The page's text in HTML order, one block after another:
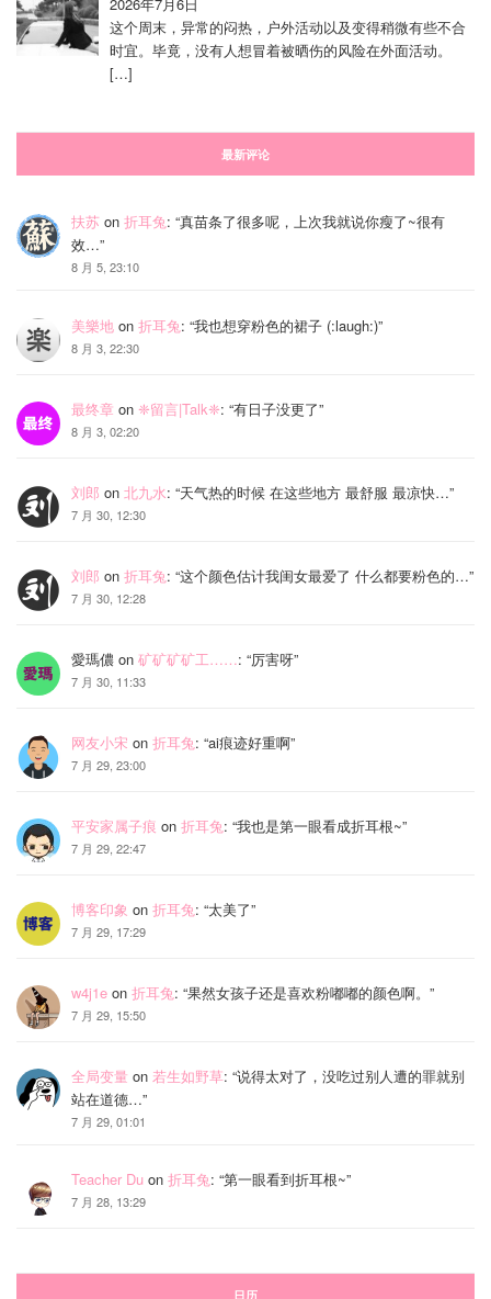
2026年7月6日
这个周末，异常的闷热，户外活动以及变得稍微有些不合
时宜。毕竟，没有人想冒着被晒伤的风险在外面活动。
[…]
最新评论
扶苏 on 折耳兔: “真苗条了很多呢，上次我就说你瘦了~很有
效…”
8 月 5, 23:10
美樂地 on 折耳兔: “我也想穿粉色的裙子 (:laugh:)”
8 月 3, 22:30
最终章 on ❈留言|Talk❈: “有日子没更了”
8 月 3, 02:20
刘郎 on 北九水: “天气热的时候 在这些地方 最舒服 最凉快…”
7 月 30, 12:30
刘郎 on 折耳兔: “这个颜色估计我闺女最爱了 什么都要粉色的…”
7 月 30, 12:28
愛瑪儂 on 矿矿矿矿工……: “厉害呀”
7 月 30, 11:33
网友小宋 on 折耳兔: “ai痕迹好重啊”
7 月 29, 23:00
平安家属子痕 on 折耳兔: “我也是第一眼看成折耳根~”
7 月 29, 22:47
博客印象 on 折耳兔: “太美了”
7 月 29, 17:29
w4j1e on 折耳兔: “果然女孩子还是喜欢粉嘟嘟的颜色啊。 ”
7 月 29, 15:50
全局变量 on 若生如野草: “说得太对了，没吃过别人遭的罪就别
站在道德…”
7 月 29, 01:01
Teacher Du on 折耳兔: “第一眼看到折耳根~”
7 月 28, 13:29
日历